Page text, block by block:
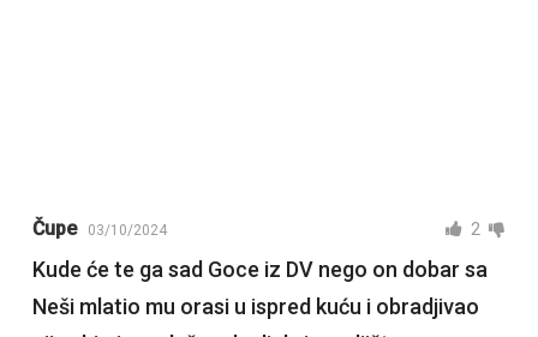
Čupe 03/10/2024 2
Kude će te ga sad Goce iz DV nego on dobar sa
Neši mlatio mu orasi u ispred kuću i obradjivao